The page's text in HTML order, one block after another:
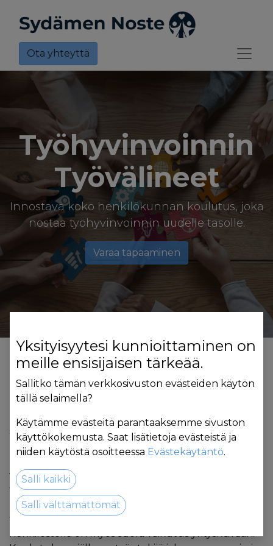
Ota yhteyttä
Työhyvinvoinnin
Työvälineet
Innostava koko henkilökunnan koulutus, joka
nostaa työhyvinvoinnin uudelle tasolle.
Varaa tapaaminen
Miten koulutus auttaa teitä?
Kunhenkilökunta voi
mielellä, tulokset paranevat. Työhyvinvointiin
satsaaminen lisää työpaikan veto- ja pitovoimaa.
Hyvinvointi näkyy muun muassa
kustannustehokkuutena, sairauspoissaolojen
vähenemisenä, osaamisen jakamisella sekä
työntekijöiden
Hiljainen tieto tulee näkyväksi sekä asiakkaiden,
työyhteisön että yrityksen hyödyksi.
henkilöstölläon myös suora vaikutus yrityskuvaan.
Yksityisyytesi kunnioittaminen on
meille ensisijaisen tärkeää.
Sallitko tämän verkkosivuston evästeiden käytön
tällä selaimella?
Käytämme evästeitä parantaaksemme sivuston
käyttökokemusta. Saat lisätietoja evästeistä ja
niiden käytöstä osoitteessa Evästekäytäntö.
Salli kaikki
Salli välttämättömät